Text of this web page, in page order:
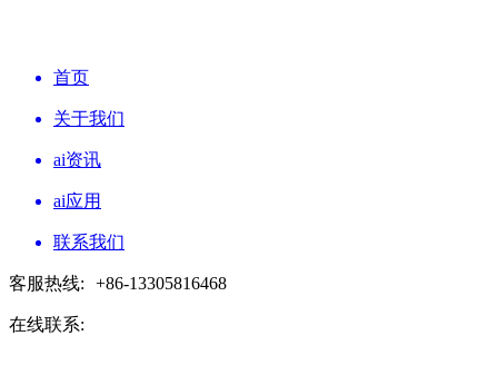
首页
关于我们
ai资讯
ai应用
联系我们
客服热线: +86-13305816468
在线联系: